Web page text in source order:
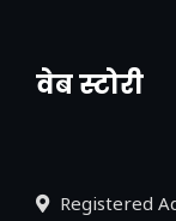
वेब स्टोरी
नया
Registered